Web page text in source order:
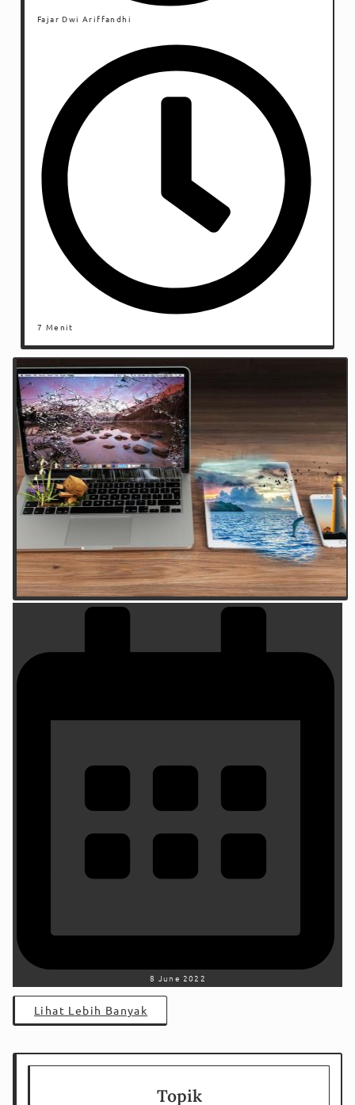
Fajar Dwi Ariffandhi
7 Menit
8 June 2022
Lihat Lebih Banyak
Topik